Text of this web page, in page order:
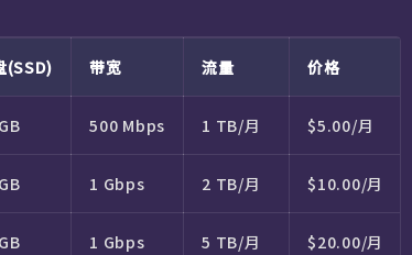
(SSD) 带宽 流量 价格
500 Mbps 1 TB/月 $5.00/月
1 Gbps 2 TB/月 $10.00/月
1 Gbps 5 TB/月 $20.00/月